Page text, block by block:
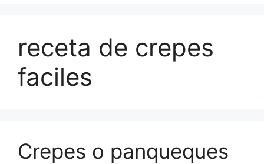
receta de crepes
faciles
Crepes o panqueques